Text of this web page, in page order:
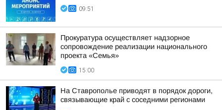
09:51
Прокуратура осуществляет надзорное
сопровождение реализации национального
проекта «Семья»
15:00
На Ставрополье приводят в порядок дороги,
связывающие край с соседними регионами